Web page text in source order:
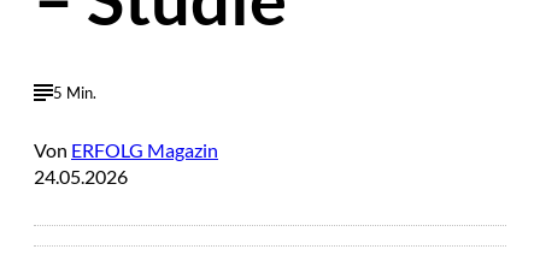
5 Min.
Von ERFOLG Magazin
24.05.2026